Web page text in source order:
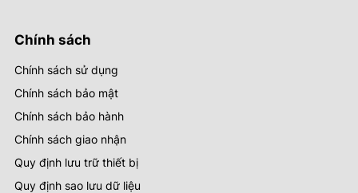
Chính sách
Chính sách sử dụng
Chính sách bảo mật
Chính sách bảo hành
Chính sách giao nhận
Quy định lưu trữ thiết bị
Quy định sao lưu dữ liệu